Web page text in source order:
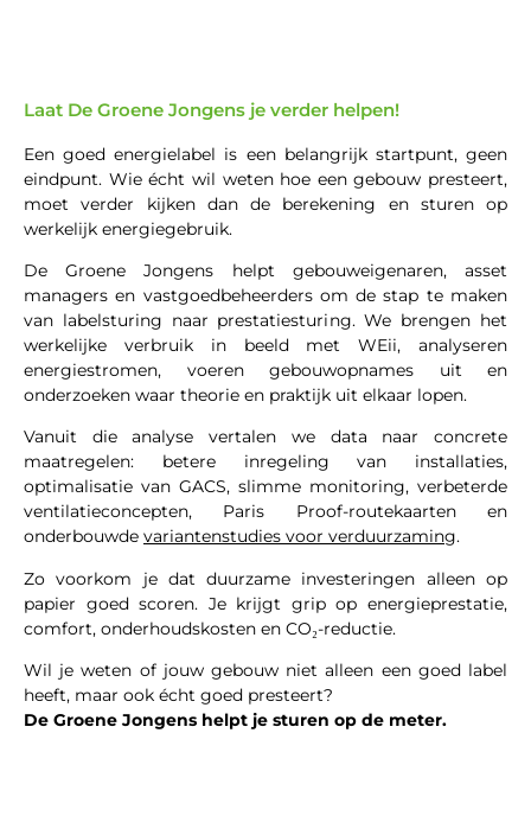
Laat De Groene Jongens je verder helpen!
Een goed energielabel is een belangrijk startpunt, geen
eindpunt. Wie écht wil weten hoe een gebouw presteert,
moet verder kijken dan de berekening en sturen op
werkelijk energiegebruik.
De Groene Jongens helpt gebouweigenaren, asset
managers en vastgoedbeheerders om de stap te maken
van labelsturing naar prestatiesturing. We brengen het
werkelijke verbruik in beeld met WEii, analyseren
energiestromen, voeren gebouwopnames uit en
onderzoeken waar theorie en praktijk uit elkaar lopen.
Vanuit die analyse vertalen we data naar concrete
maatregelen: betere inregeling van installaties,
optimalisatie van GACS, slimme monitoring, verbeterde
ventilatieconcepten, Paris Proof-routekaarten en
onderbouwde variantenstudies voor verduurzaming.
Zo voorkom je dat duurzame investeringen alleen op
papier goed scoren. Je krijgt grip op energieprestatie,
comfort, onderhoudskosten en CO₂-reductie.
Wil je weten of jouw gebouw niet alleen een goed label
heeft, maar ook écht goed presteert?
De Groene Jongens helpt je sturen op de meter.